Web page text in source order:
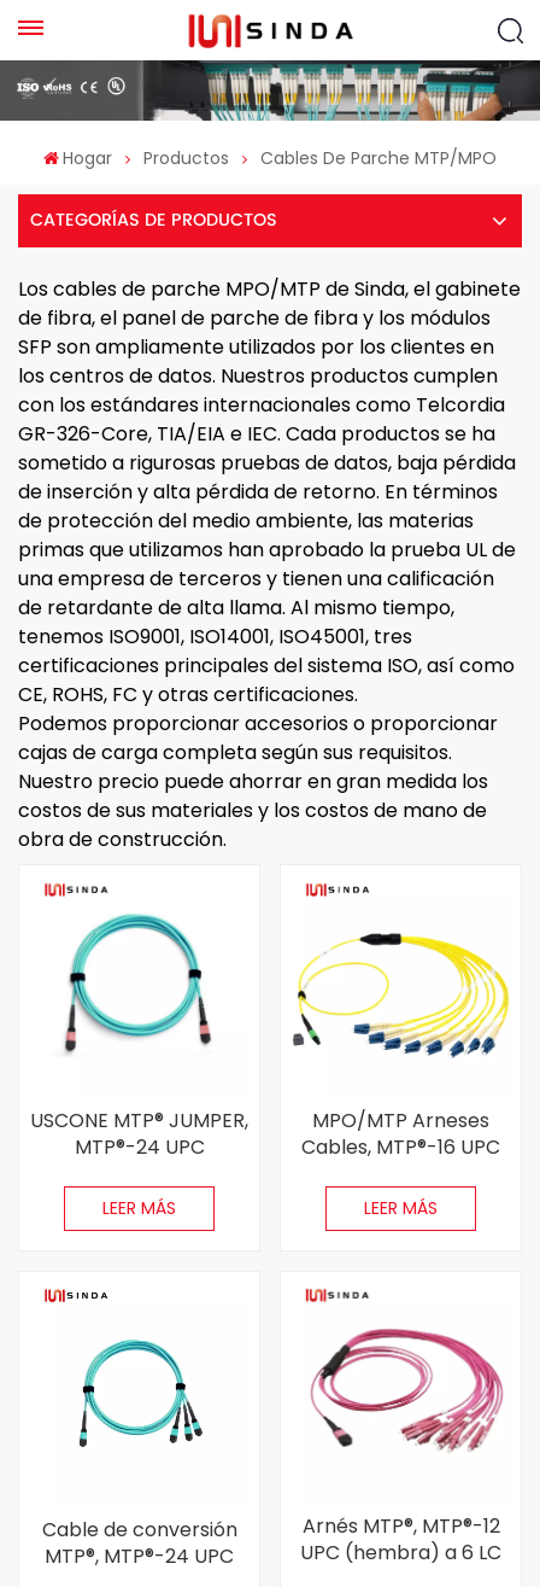
Hogar Productos Cables De Parche MTP/MPO
CATEGORÍAS DE PRODUCTOS
Los cables de parche MPO/MTP de Sinda, el gabinete
de fibra, el panel de parche de fibra y los módulos
SFP son ampliamente utilizados por los clientes en
los centros de datos. Nuestros productos cumplen
con los estándares internacionales como Telcordia
GR-326-Core, TIA/EIA e IEC. Cada productos se ha
sometido a rigurosas pruebas de datos, baja pérdida
de inserción y alta pérdida de retorno. En términos
de protección del medio ambiente, las materias
primas que utilizamos han aprobado la prueba UL de
una empresa de terceros y tienen una calificación
de retardante de alta llama. Al mismo tiempo,
tenemos ISO9001, ISO14001, ISO45001, tres
certificaciones principales del sistema ISO, así como
CE, ROHS, FC y otras certificaciones.
Podemos proporcionar accesorios o proporcionar
cajas de carga completa según sus requisitos.
Nuestro precio puede ahorrar en gran medida los
costos de sus materiales y los costos de mano de
obra de construcción.
USCONE MTP® JUMPER,
MTP®-24 UPC
UPC (hembra), 24
fibras, multimodo
LEER MÁS
MPO/MTP Arneses
Cables, MTP®-16 UPC
upc, 16 fibras, modo
único (OS2), plenum
LEER MÁS
Cable de conversión
MTP®, MTP®-24 UPC
Arnés MTP®, MTP®-12
UPC (hembra) a 6 LC